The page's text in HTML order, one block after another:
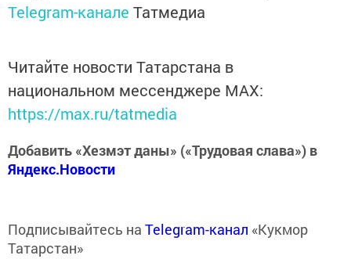
Telegram-канале Татмедиа
Читайте новости Татарстана в
национальном мессенджере MАХ:
https://max.ru/tatmedia
Добавить «Хезмэт даны» («Трудовая слава») в
Яндекс.Новости
Подписывайтесь на Telegram-канал «Кукмор
Татарстан»